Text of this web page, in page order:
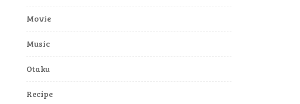
Movie
Music
Otaku
Recipe